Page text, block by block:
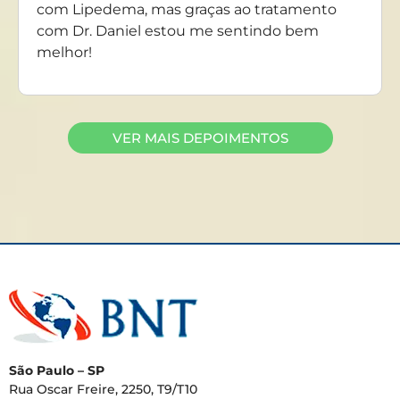
com Lipedema, mas graças ao tratamento
com Dr. Daniel estou me sentindo bem
melhor!
VER MAIS DEPOIMENTOS
São Paulo – SP
Rua Oscar Freire, 2250, T9/T10